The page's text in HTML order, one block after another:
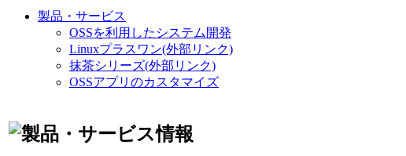
製品・サービス
OSSを利用したシステム開発
Linuxプラスワン(外部リンク)
抹茶シリーズ(外部リンク)
OSSアプリのカスタマイズ